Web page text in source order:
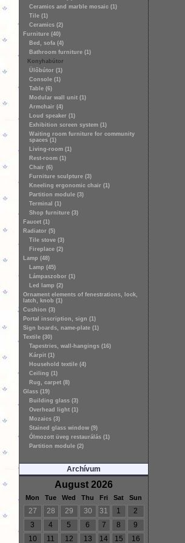
Ceramics and marble mosaic (1)
Tile (1)
Ceramics (2)
Furniture (40)
Bed, sofa (4)
Bathroom furniture (1)
Konyhabútor
Ülőbútor (1)
Console (1)
Table (6)
Modular wall unit (1)
Armchair (4)
Loud speaker (1)
Exhibition screen system (1)
Waiting room furniture for community
spaces (1)
Living-room (1)
Rest-room (1)
Chair (6)
Furniture sculpture (3)
Kneeling ergonomic chair (1)
Partition module (3)
Terminal (1)
Shop furniture (3)
Faucet (1)
Radiator (5)
Tile stove (3)
Fireplace (2)
Lamp (48)
Lamp (45)
Lámpaszobor (1)
Led lamp (2)
Ornament elements of fenestrations, lock,
latch, knob (1)
Cushion (3)
Portal inscription, sign (1)
Sign boards, name-plate (1)
Textile (30)
Tapestries, wall-hangings (16)
Kárpit (1)
Household textile (4)
Ceiling (1)
Rug, carpet (8)
Glass (19)
Building glass (3)
Overhead light (1)
Mozaics (3)
Stained glass window (9)
Ólmozott üveg restaurálás (1)
Partition module (2)
Archívum
August 2026
Mon Tue Wed Thu Fri Sat Sun
27 28 29 30 31 1
2
3
4 5 6 7 8
9
10
11 12 13 14 15 16